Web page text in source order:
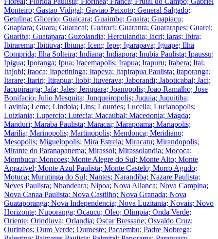
Monteiro; Gastao Vidigal; Gaviao Peixoto; General Salgado;
Getulina; Glicerio; Guaicara; Guaimbe; Guaira; Guapiacu;
Guapiara; Guara; Guaracai; Guaraci; Guaranta; Guararapes; Guarei;
Guariba; Guatapara; Guzolandia; Herculandia; Iacri; Iaras; Ibira;
Ibirarema; Ibitiuva; Ibiuna; Icem; Iepe; Igarapava; Iguape; Ilha
Comprida; Ilha Solteira; Indiana; Indiapora; Inubia Paulista; Ipaussu;
Ipigua; Iporanga; Ipua; Iracemapolis; Irapua; Irapuru; Itabera; Itai;
Itajobi; Itaoca; Itapetininga; Itapeva; Itapirapua Paulista; Itaporanga;
Itarare; Itariri; Itirapua; Itobi; Ituverava; Jaborandi; Jaboticabal; Jaci;
Jacupiranga; Jafa; Jales; Jeriquara; Joanopolis; Joao Ramalho; Jose
Bonifacio; Julio Mesquita; Junqueiropolis; Juquia; Juquitiba;
Lavinia; Leme; Lindoia; Lins; Lourdes; Lucelia; Lucianopolis;
Luiziania; Lupercio; Lutecia; Macaubal; Macedonia; Magda;
Manduri; Maraba Paulista; Maracai; Marapoama; Mariapolis;
Marilia; Marinopolis; Martinopolis; Mendonca; Meridiano;
Mesopolis; Miguelopolis; Mira Estrela; Miracatu; Mirandopolis;
Mirante do Paranapanema; Mirassol; Mirassolandia; Mococa;
Mombuca; Moncoes; Monte Alegre do Sul; Monte Alto; Monte
Aprazivel; Monte Azul Paulista; Monte Castelo; Morro Agudo;
Motuca; Murutinga do Sul; Nantes; Narandiba; Nazare Paulista;
Neves Paulista; Nhandeara; Nipoa; Nova Alianca; Nova Campina;
Nova Canaa Paulista; Nova Castilho; Nova Granada; Nova
Guataporanga; Nova Independencia; Nova Luzitania; Novais; Novo
Horizonte; Nuporanga; Ocaucu; Oleo; Olimpia; Onda Verde;
Oriente; Orindiuva; Orlandia; Oscar Bressane; Osvaldo Cruz;
Ourinhos; Ouro Verde; Ouroeste; Pacaembu; Padre Nobrega;